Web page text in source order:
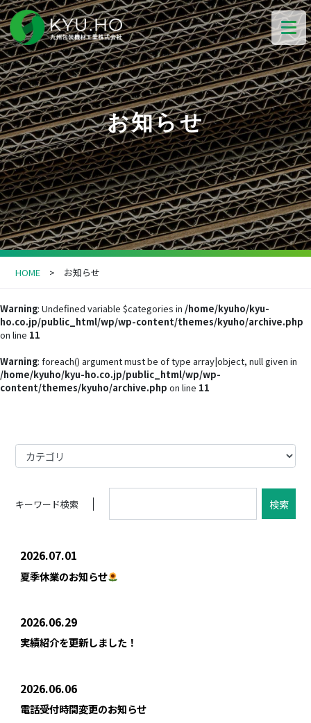
お知らせ
HOME お知らせ
Warning: Undefined variable $categories in /home/kyuho/kyu-
ho.co.jp/public_html/wp/wp-content/themes/kyuho/archive.php
on line 11
Warning: foreach() argument must be of type array|object, null given in
/home/kyuho/kyu-ho.co.jp/public_html/wp/wp-
content/themes/kyuho/archive.php on line 11
キーワード検索 検索
2026.07.01
夏季休業のお知らせ
2026.06.29
実績紹介を更新しました！
2026.06.06
電話受付時間変更のお知らせ